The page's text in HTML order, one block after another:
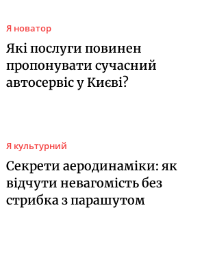
Я новатор
Які послуги повинен
пропонувати сучасний
автосервіс у Києві?
Я культурний
Секрети аеродинаміки: як
відчути невагомість без
стрибка з парашутом